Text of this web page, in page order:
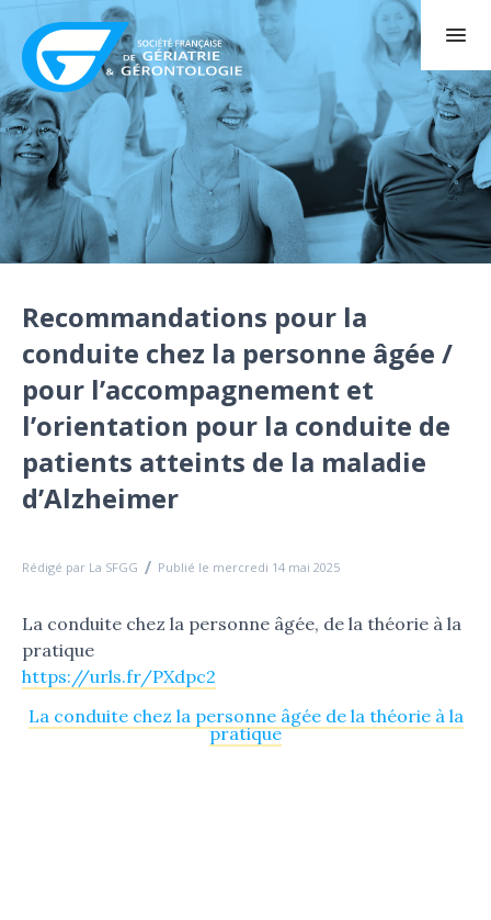
Recommandations pour la
conduite chez la personne âgée /
pour l’accompagnement et
l’orientation pour la conduite de
patients atteints de la maladie
d’Alzheimer
Rédigé par La SFGG Publié le mercredi 14 mai 2025
La conduite chez la personne âgée, de la théorie à la
pratique
https://urls.fr/PXdpc2
La conduite chez la personne âgée de la théorie à la
pratique